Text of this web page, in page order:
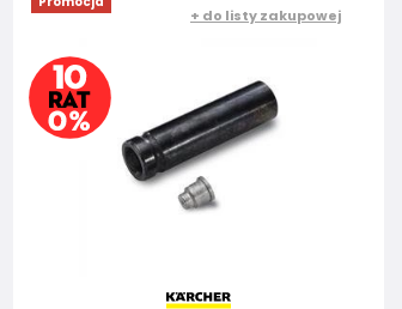
+ do listy zakupowej